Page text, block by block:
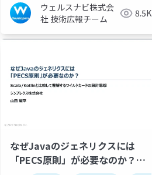
ウェルスナビ株式会
社 技術広報チーム
8.5K
なぜJavaのジェネリクスには
「PECS原則」が必要なのか？